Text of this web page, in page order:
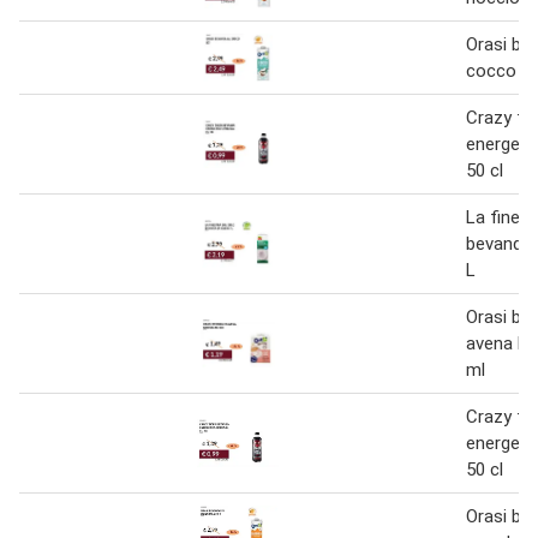
Orasi
cocco 1
Crazy
50 cl
La
bevanda
L
Orasi
avena
ml
Crazy
50 cl
Orasi